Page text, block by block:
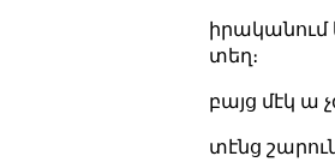
իրականում
տեղ։
բայց մէկ ա
տէնց